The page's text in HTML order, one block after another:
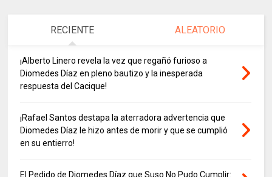
RECIENTE ALEATORIO
¡Alberto Linero revela la vez que regañó furioso a
Diomedes Díaz en pleno bautizo y la inesperada
respuesta del Cacique!
¡Rafael Santos destapa la aterradora advertencia que
Diomedes Díaz le hizo antes de morir y que se cumplió
en su entierro!
El Pedido de Diomedes Díaz que Suso No Pudo Cumplir: